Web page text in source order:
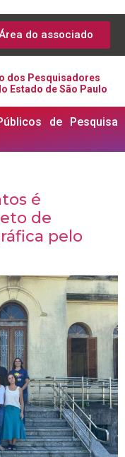
do associado
dos Pesquisadores
Estado de São Paulo
de Pesquisa
é
de
pelo